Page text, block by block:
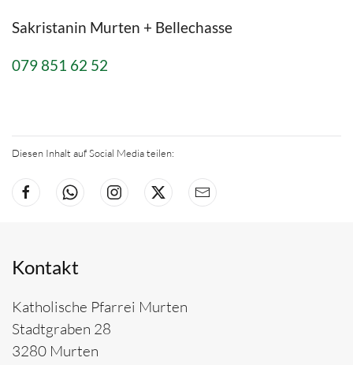
Sakristanin Murten + Bellechasse
079 851 62 52
Diesen Inhalt auf Social Media teilen:
Kontakt
Katholische Pfarrei Murten
Stadtgraben 28
3280 Murten